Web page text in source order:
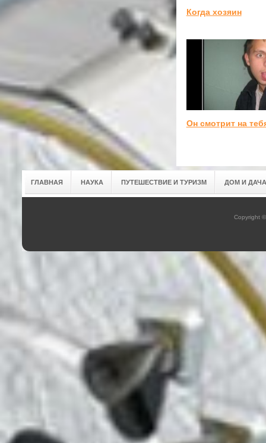
Когда хозяин
Он смотрит на
ГЛАВНАЯ НАУКА ПУТЕШЕСТВИЕ И ТУРИЗМ ДОМ И ДАЧА
Copyright